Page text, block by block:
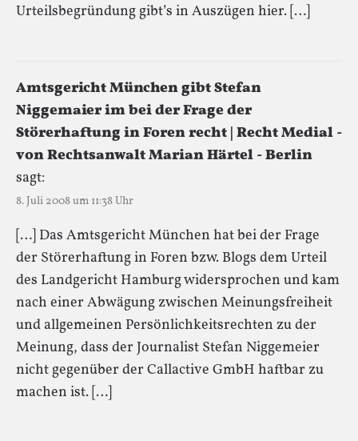
Urteilsbegründung gibt’s in Auszügen hier. […]
Amtsgericht München gibt Stefan
Niggemaier im bei der Frage der
Störerhaftung in Foren recht | Recht Medial -
von Rechtsanwalt Marian Härtel - Berlin
sagt:
8. Juli 2008 um 11:38 Uhr
[…] Das Amtsgericht München hat bei der Frage
der Störerhaftung in Foren bzw. Blogs dem Urteil
des Landgericht Hamburg widersprochen und kam
nach einer Abwägung zwischen Meinungsfreiheit
und allgemeinen Persönlichkeitsrechten zu der
Meinung, dass der Journalist Stefan Niggemeier
nicht gegenüber der Callactive GmbH haftbar zu
machen ist. […]